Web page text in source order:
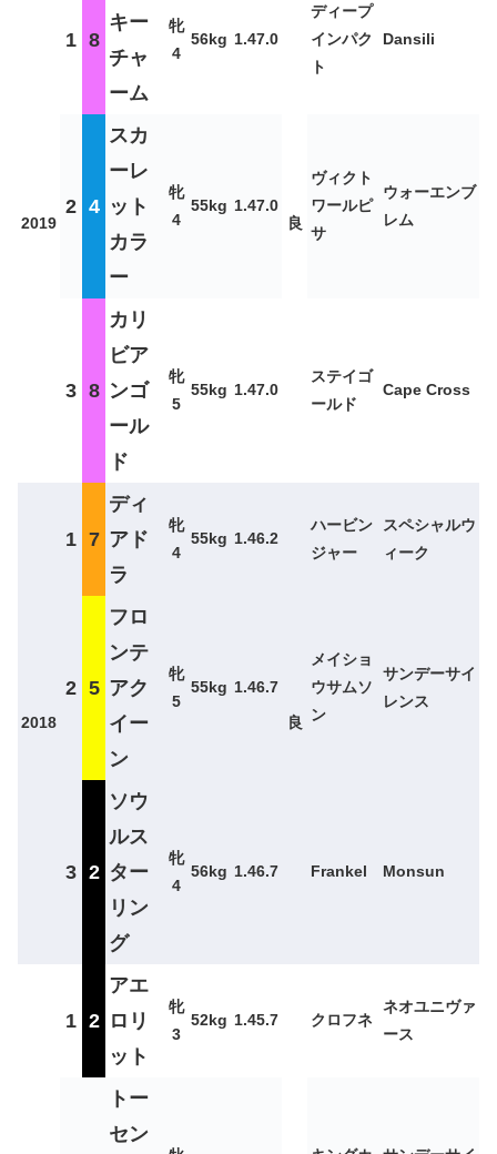
2019
1 8
キー
チャ
ーム
牝
4
56kg 1.47.0
良
ディープ
インパク
ト
Dansili
2 4
スカ
ーレ
ット
カラ
ー
牝
4
55kg 1.47.0
ヴィクト
ワールピ
サ
ウォーエンブ
レム
3 8
カリ
ビア
ンゴ
ール
ド
牝
5
55kg 1.47.0
ステイゴ
ールド
Cape Cross
2018
1 7
ディ
アド
ラ
牝
4
55kg 1.46.2
良
ハービン
ジャー
スペシャルウ
ィーク
2 5
フロ
ンテ
アク
イー
ン
牝
5
55kg 1.46.7
メイショ
ウサムソ
ン
サンデーサイ
レンス
3 2
ソウ
ルス
ター
リン
グ
牝
4
56kg 1.46.7 Frankel Monsun
1 2
アエ
ロリ
ット
牝
3
52kg 1.45.7 クロフネ
ネオユニヴァ
ース
トー
セン